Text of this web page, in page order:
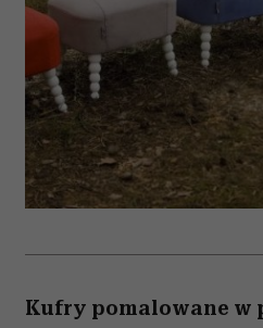
Kufry pomalowane w